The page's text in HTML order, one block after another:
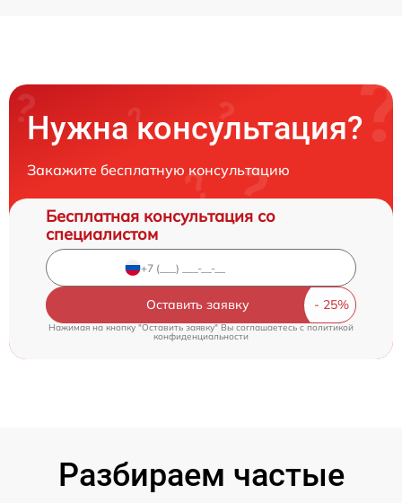
Нужна консультация?
Закажите бесплатную консультацию
Бесплатная консультация со
специалистом
Оставить заявку
Нажимая на кнопку "Оставить заявку" Вы соглашаетесь cполитикой
конфиденциальности
Разбираем частые